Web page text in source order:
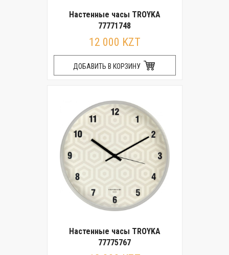
Настенные часы TROYKA
77771748
12 000 KZT
ДОБАВИТЬ В КОРЗИНУ
Настенные часы TROYKA
77775767